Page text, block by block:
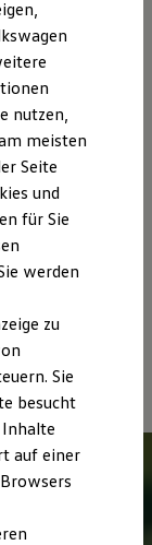
gegen
für eine
Ausstattungen.
beziehen
nicht Bestandteil
Reifenformat
wie
und neben
dem
den
nutzen,
meisten
Seite
und
für Sie
werden
zu
Sie
besucht
auf einer